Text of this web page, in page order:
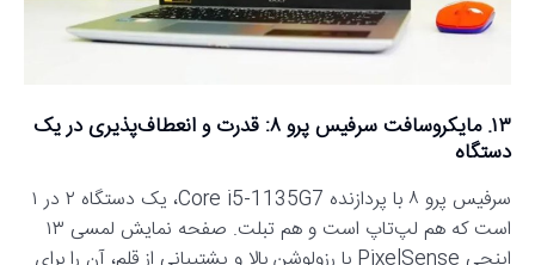
۱۳. مایکروسافت سرفیس پرو ۸: قدرت و انعطاف‌پذیری در یک
دستگاه
سرفیس پرو ۸ با پردازنده Core i5-1135G7، یک دستگاه ۲ در ۱
است که هم لپ‌تاپ است و هم تبلت. صفحه نمایش لمسی ۱۳